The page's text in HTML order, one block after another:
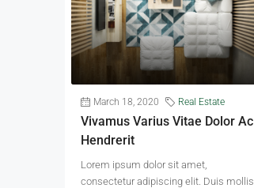
March 18, 2020 Real Estate
Vivamus Varius Vitae Dolor Ac
Hendrerit
Lorem ipsum dolor sit amet,
consectetur adipiscing elit. Duis mollis